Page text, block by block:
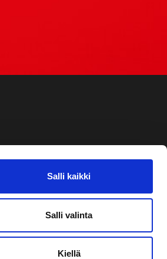
Salli kaikki
Salli valinta
Kiellä